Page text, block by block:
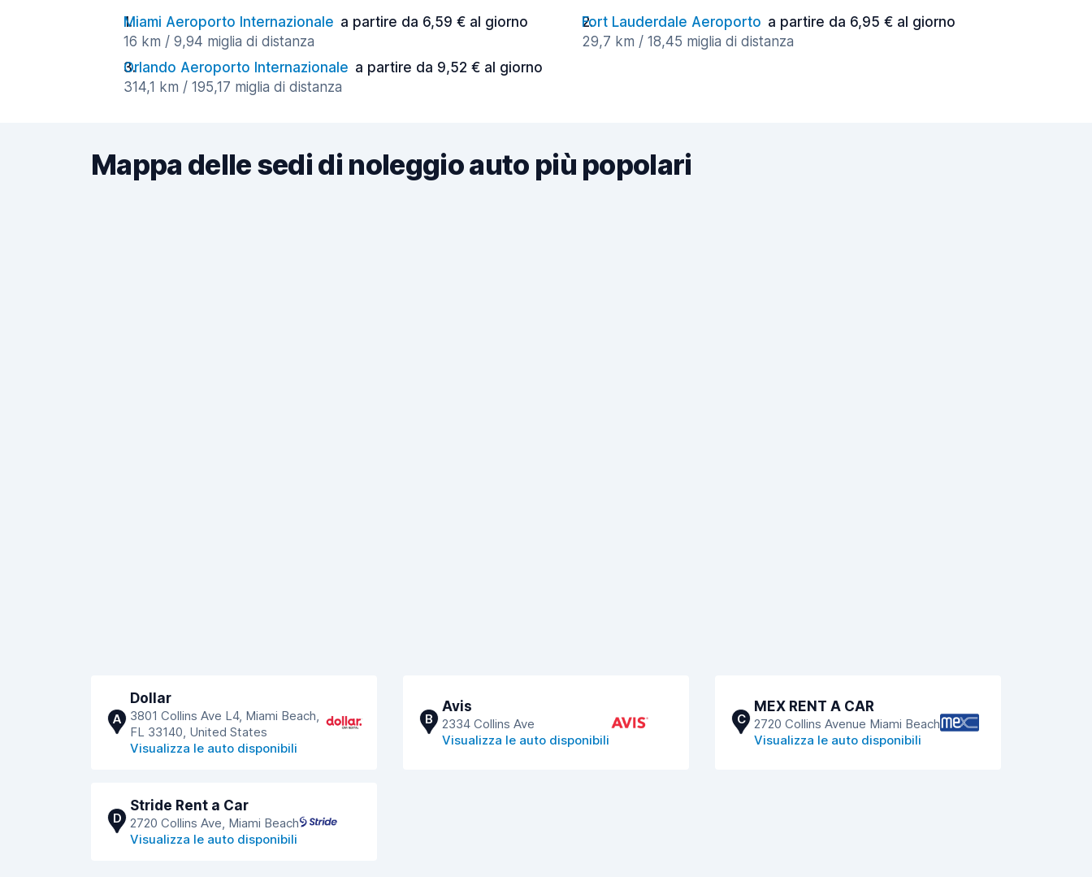
Miami Aeroporto Internazionale a partire da 6,59 € al giorno
16 km / 9,94 miglia di distanza
Fort Lauderdale Aeroporto a partire da 6,95 € al giorno
29,7 km / 18,45 miglia di distanza
Orlando Aeroporto Internazionale a partire da 9,52 € al giorno
314,1 km / 195,17 miglia di distanza
Mappa delle sedi di noleggio auto più popolari
A
Dollar
3801 Collins Ave L4, Miami Beach,
FL 33140, United States
Visualizza le auto disponibili
B
Avis
2334 Collins Ave
Visualizza le auto disponibili
C
MEX RENT A CAR
2720 Collins Avenue Miami Beach
Visualizza le auto disponibili
D
Stride Rent a Car
2720 Collins Ave, Miami Beach
Visualizza le auto disponibili